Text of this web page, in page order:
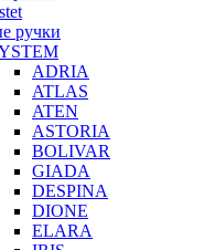
ручки
ADRIA
ATLAS
ATEN
ASTORIA
BOLIVAR
GIADA
DESPINA
DIONE
ELARA